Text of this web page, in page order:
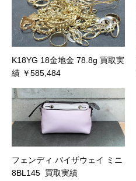
K18YG 18金地金 78.8g 買取実
績 ￥585,484
フェンディ バイザウェイ ミニ
8BL145 買取実績